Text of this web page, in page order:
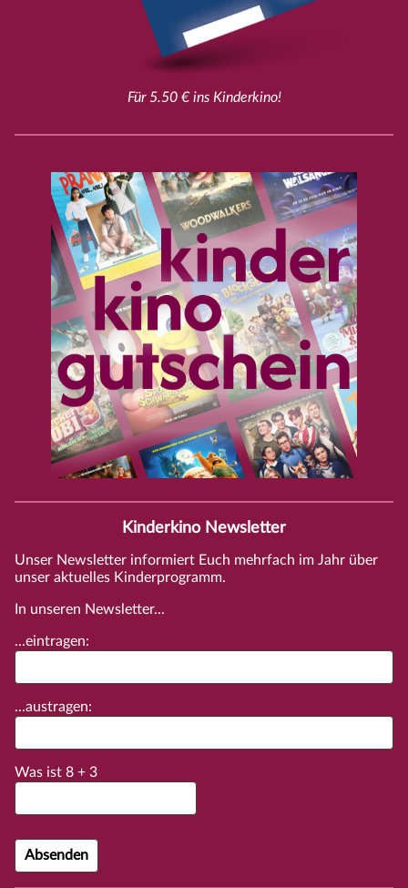
Für 5.50 € ins Kinderkino!
Kinderkino Newsletter
Unser Newsletter informiert Euch mehrfach im Jahr über
unser aktuelles Kinderprogramm.
In unseren Newsletter...
...eintragen:
...austragen:
Was ist 8 + 3